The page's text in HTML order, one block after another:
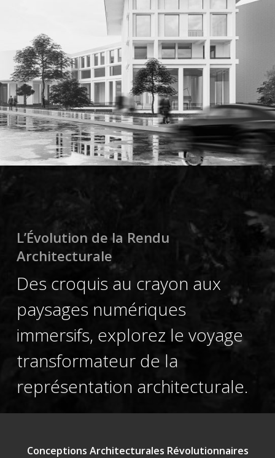
L’Évolution de la Rendu
Architecturale
Des croquis au crayon aux
paysages numériques
immersifs, explorez le voyage
transformateur de la
représentation architecturale.
Conceptions Architecturales Révolutionnaires